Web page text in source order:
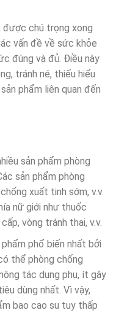
được chú trọng xong
vấn đề về sức khỏe
đúng và đủ. Điều này
tránh né, thiếu hiểu
phẩm liên quan đến
sản phẩm phòng
sản phẩm phòng
xuất tinh sớm, v.v.
nữ giới như thuốc
vòng tránh thai, v.v.
phổ biến nhất bởi
thể phòng chống
tác dụng phụ, ít gây
dùng nhất. Vì vậy,
bao cao su tuy thấp